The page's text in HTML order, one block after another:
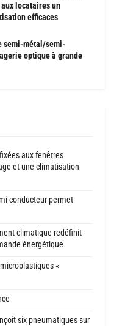
locataires un
efficaces
semi-métal/semi-
optique à grande
aux fenêtres
et une climatisation
conducteur permet
climatique redéfinit
énergétique
«
six pneumatiques sur